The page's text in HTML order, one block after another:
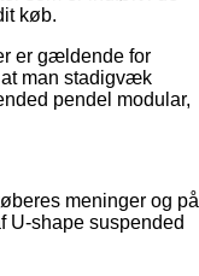
køb.
er gældende for
man stadigvæk
pendel modular,
meninger og på
U-shape suspended